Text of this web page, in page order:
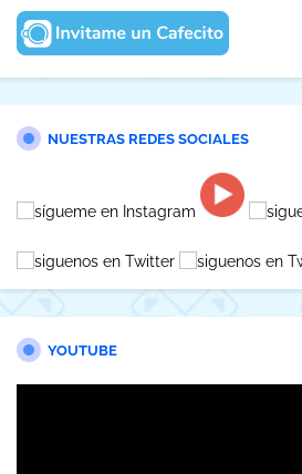
NUESTRAS REDES SOCIALES
YOUTUBE